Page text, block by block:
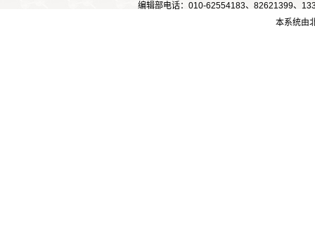
编辑部电话：010-62554183、82621399、
本系统由